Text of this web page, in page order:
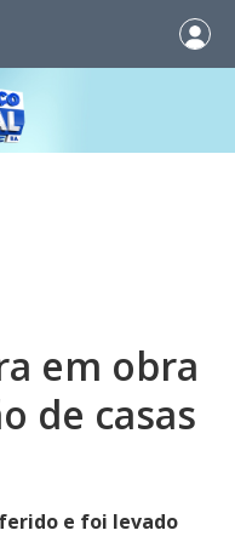
em obra
de casas
e foi levado